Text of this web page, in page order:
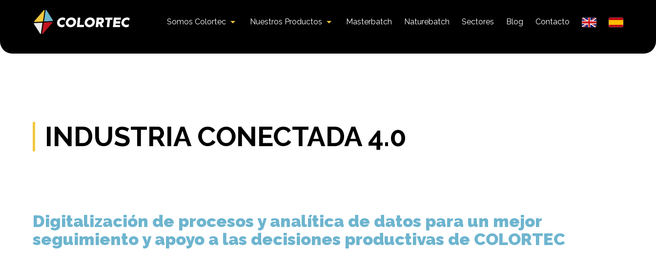
Somos Colortec Nuestros Productos Masterbatch Naturebatch Sectores Blog Contacto
INDUSTRIA CONECTADA 4.0
Digitalización de procesos y analítica de datos para un mejor
seguimiento y apoyo a las decisiones productivas de COLORTEC